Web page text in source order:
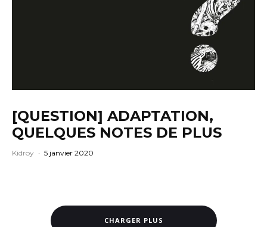
[QUESTION] ADAPTATION,
QUELQUES NOTES DE PLUS
Kidroy · 5 janvier 2020
CHARGER PLUS